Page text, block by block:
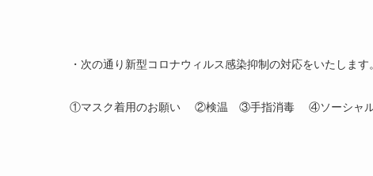
・次の通り新型コロナウィルス感染抑制の対応をいたしま
①マスク着用のお願い ②検温 ③手指消毒 ④ソーシャル